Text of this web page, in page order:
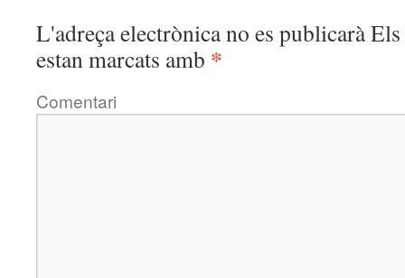
L'adreça electrònica no es publicaràEls
estan marcats amb *
Comentari